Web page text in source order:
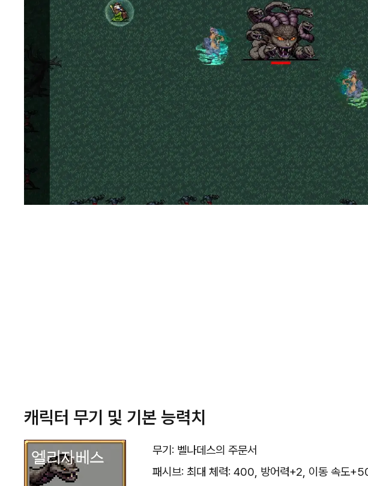
캐릭터 무기 및 기본 능력치
무기: 벨나데스의 주문서
패시브: 최대 체력: 400, 방어력+2, 이동 속도